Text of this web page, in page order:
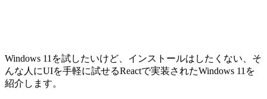
Windows 11を試したいけど、インストールはしたくない、そ
んな人にUIを手軽に試せるReactで実装されたWindows 11を
紹介します。